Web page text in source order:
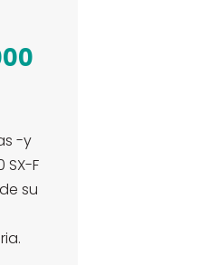
El
$12.290.000.
-y
SX-F
su